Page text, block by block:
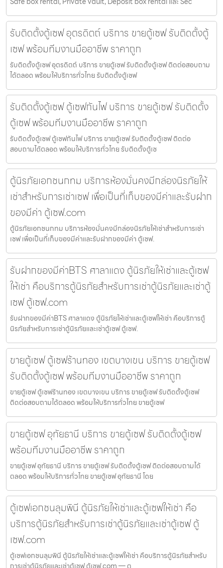
รับติดตั้งตู้เซฟ อุตรดิตถ์ บริการ ขายตู้เซฟ รับติดตั้งตู้
เซฟ พร้อมทีมงานมืออาชีพ ราคาถูก
รับติดตั้งตู้เซฟ อุตรดิตถ์ บริการ ขายตู้เซฟ รับติดตั้งตู้เซฟ ติดต่อสอบถาม
ได้ตลอด พร้อมให้บริการทั่วไทย รับติดตั้งตู้เซฟ
รับติดตั้งตู้เซฟ ตู้เซฟกันไฟ บริการ ขายตู้เซฟ รับติดตั้ง
ตู้เซฟ พร้อมทีมงานมืออาชีพ ราคาถูก
รับติดตั้งตู้เซฟ ตู้เซฟกันไฟ บริการ ขายตู้เซฟ รับติดตั้งตู้เซฟ ติดต่อ
สอบถามได้ตลอด พร้อมให้บริการทั่วไทย รับติดตั้งตู้เซ
ตู้นิรภัยเอกชนกทม บริการห้องมั่นคงมีกล่องนิรภัยให้
เช่าสำหรับการเช่าเซฟ เพื่อเป็นที่เก็บของมีค่าและรับฝาก
ของมีค่า ตู้เซฟ.com
ตู้นิรภัยเอกชนกทม บริการห้องมั่นคงมีกล่องนิรภัยให้เช่าสำหรับการเช่า
เซฟ เพื่อเป็นที่เก็บของมีค่าและรับฝากของมีค่า ตู้เซฟ.
รับฝากของมีค่าBTS ศาลาแดง ตู้นิรภัยให้เช่าและตู้เซฟ
ให้เช่า คือบริการตู้นิรภัยสำหรับการเช่าตู้นิรภัยและเช่าตู้
เซฟ ตู้เซฟ.com
รับฝากของมีค่าBTS ศาลาแดง ตู้นิรภัยให้เช่าและตู้เซฟให้เช่า คือบริการตู้
นิรภัยสำหรับการเช่าตู้นิรภัยและเช่าตู้เซฟ ตู้เซฟ.
ขายตู้เซฟ ตู้เซฟร้านทอง เขตบางเขน บริการ ขายตู้เซฟ
รับติดตั้งตู้เซฟ พร้อมทีมงานมืออาชีพ ราคาถูก
ขายตู้เซฟ ตู้เซฟร้านทอง เขตบางเขน บริการ ขายตู้เซฟ รับติดตั้งตู้เซฟ
ติดต่อสอบถามได้ตลอด พร้อมให้บริการทั่วไทย ขายตู้เซฟ
ขายตู้เซฟ อุทัยธานี บริการ ขายตู้เซฟ รับติดตั้งตู้เซฟ
พร้อมทีมงานมืออาชีพ ราคาถูก
ขายตู้เซฟ อุทัยธานี บริการ ขายตู้เซฟ รับติดตั้งตู้เซฟ ติดต่อสอบถามได้
ตลอด พร้อมให้บริการทั่วไทย ขายตู้เซฟ อุทัยธานี โดย
ตู้เซฟเอกชนลุมพินี ตู้นิรภัยให้เช่าและตู้เซฟให้เช่า คือ
บริการตู้นิรภัยสำหรับการเช่าตู้นิรภัยและเช่าตู้เซฟ ตู้
เซฟ.com
ตู้เซฟเอกชนลุมพินี ตู้นิรภัยให้เช่าและตู้เซฟให้เช่า คือบริการตู้นิรภัยสำหรับ